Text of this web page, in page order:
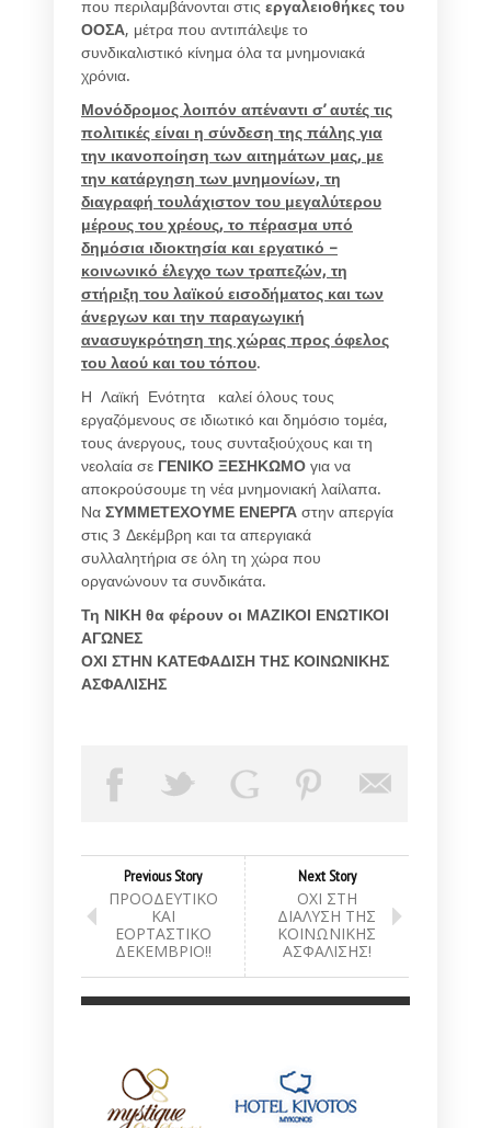
που περιλαμβάνονται στις εργαλειοθήκες του
ΟΟΣΑ, μέτρα που αντιπάλεψε το
συνδικαλιστικό κίνημα όλα τα μνημονιακά
χρόνια.
Μονόδρομος λοιπόν απέναντι σ’ αυτές τις
πολιτικές είναι η σύνδεση της πάλης για
την ικανοποίηση των αιτημάτων μας, με
την κατάργηση των μνημονίων, τη
διαγραφή τουλάχιστον του μεγαλύτερου
μέρους του χρέους, το πέρασμα υπό
δημόσια ιδιοκτησία και εργατικό –
κοινωνικό έλεγχο των τραπεζών, τη
στήριξη του λαϊκού εισοδήματος και των
άνεργων και την παραγωγική
ανασυγκρότηση της χώρας προς όφελος
του λαού και του τόπου.
Η Λαϊκή Ενότητα καλεί όλους τους
εργαζόμενους σε ιδιωτικό και δημόσιο τομέα,
τους άνεργους, τους συνταξιούχους και τη
νεολαία σε ΓΕΝΙΚΟ ΞΕΣΗΚΩΜΟ για να
αποκρούσουμε τη νέα μνημονιακή λαίλαπα.
Να ΣΥΜΜΕΤΕΧΟΥΜΕ ΕΝΕΡΓΑ στην απεργία
στις 3 Δεκέμβρη και τα απεργιακά
συλλαλητήρια σε όλη τη χώρα που
οργανώνουν τα συνδικάτα.
Τη ΝΙΚΗ θα φέρουν οι ΜΑΖΙΚΟΙ ΕΝΩΤΙΚΟΙ
ΑΓΩΝΕΣ
ΟΧΙ ΣΤΗΝ ΚΑΤΕΦΑΔΙΣΗ ΤΗΣ ΚΟΙΝΩΝΙΚΗΣ
ΑΣΦΑΛΙΣΗΣ
Previous Story
ΠΡΟΟΔΕΥΤΙΚΟ
ΚΑΙ
ΕΟΡΤΑΣΤΙΚΟ
ΔΕΚΕΜΒΡΙΟ!!
Next Story
ΟΧΙ ΣΤΗ
ΔΙΑΛΥΣΗ ΤΗΣ
ΚΟΙΝΩΝΙΚΗΣ
ΑΣΦΑΛΙΣΗΣ!